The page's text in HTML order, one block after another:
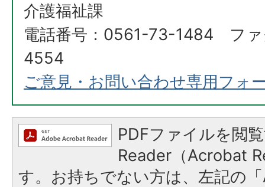
介護福祉課
電話番号：0561-73-1484 フ
4554
ご意見・お問い合わせ専用フォ
PDFファイルを閲
Reader（Acrobat
す。お持ちでない方は、左記の